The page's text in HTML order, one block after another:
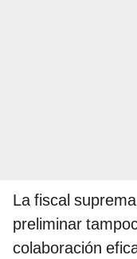
La fiscal
preliminar
colaboración